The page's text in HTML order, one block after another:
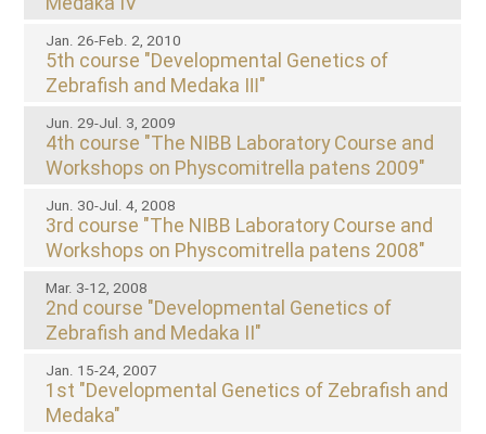
5th course "Developmental Genetics of
Zebrafish and Medaka Ⅲ"
Jan. 26-Feb. 2, 2010
4th course "The NIBB Laboratory Course and
Workshops on Physcomitrella patens 2009"
Jun. 29-Jul. 3, 2009
3rd course "The NIBB Laboratory Course and
Workshops on Physcomitrella patens 2008"
Jun. 30-Jul. 4, 2008
2nd course "Developmental Genetics of
Zebrafish and Medaka II"
Mar. 3-12, 2008
1st "Developmental Genetics of Zebrafish and
Medaka"
Jan. 15-24, 2007